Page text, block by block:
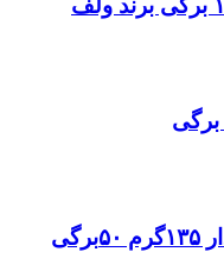
کاغذ فتوگلاسه A4 پشت چسب دار ۱۳۵گرم ۵۰برگی